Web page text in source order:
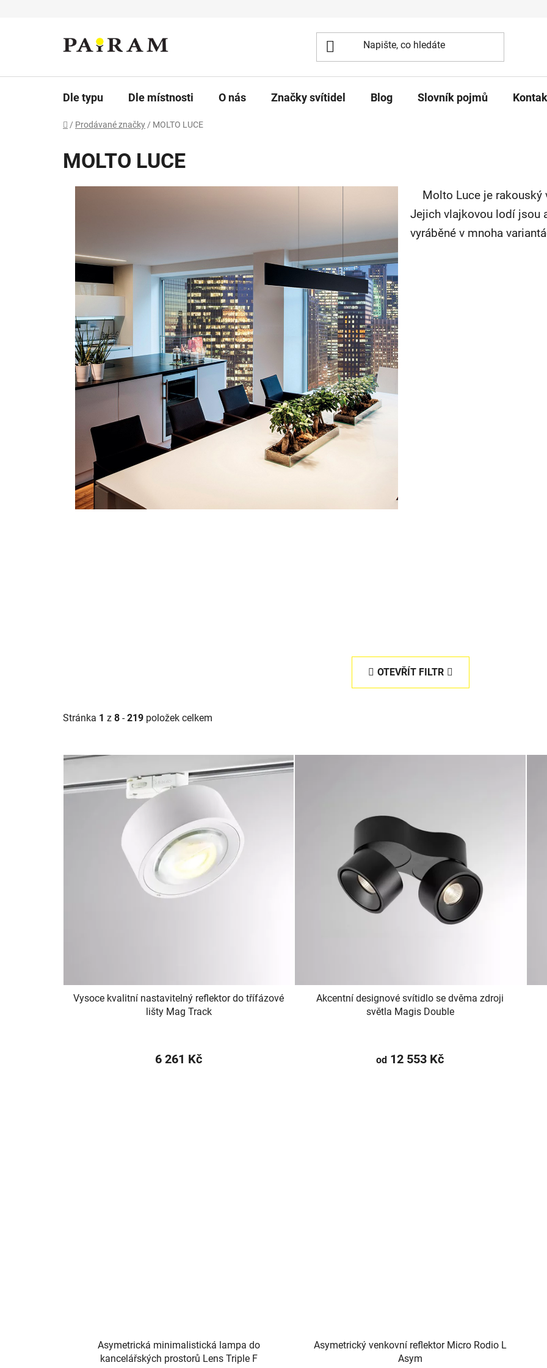
Dle typu Dle místnosti O nás Značky svítidel Blog Slovník pojmů
Domů
/ Prodávané značky / MOLTO LUCE
MOLTO LUCE
Molto Luce je rakouský
Jejich vlajkovou lodí jsou
vyráběné v mnoha
OTEVŘÍT FILTR
Stránka 1 z 8 -219 položek celkem
V
p
Vysoce kvalitní nastavitelný reflektor do třífázové
lišty Mag Track
6 261 Kč
Akcentní designové svítidlo se dvěma zdroji
světla Magis Double
od 12 553 Kč
Asymetrická minimalistická lampa do
kancelářských prostorů Lens Triple F
Asymetrický venkovní reflektor Micro Rodio L
Asym